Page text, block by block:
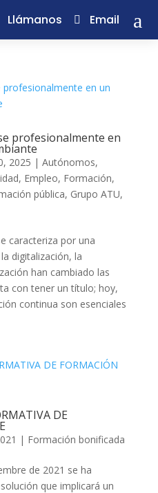
Llámanos Email a
profesionalmente en
2025 | Autónomos,
, Empleo, Formación,
pública, Grupo ATU,
caracteriza por una
digitalización, la
han cambiado las
con tener un título; hoy,
continua son esenciales
DE
| Formación bonificada
de 2021 se ha
que implicará un